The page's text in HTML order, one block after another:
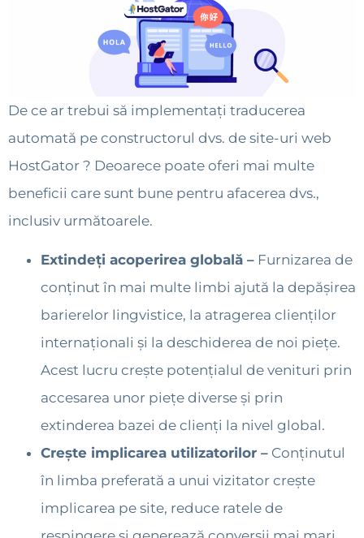
De ce ar trebui să implementați traducerea
automată pe constructorul dvs. de site-uri web
HostGator ? Deoarece poate oferi mai multe
beneficii care sunt bune pentru afacerea dvs.,
inclusiv următoarele.
Extindeți acoperirea globală – Furnizarea de
conținut în mai multe limbi ajută la depășirea
barierelor lingvistice, la atragerea clienților
internaționali și la deschiderea de noi piețe.
Acest lucru crește potențialul de venituri prin
accesarea unor piețe diverse și prin
extinderea bazei de clienți la nivel global.
Crește implicarea utilizatorilor – Conținutul
în limba preferată a unui vizitator crește
implicarea pe site, reduce ratele de